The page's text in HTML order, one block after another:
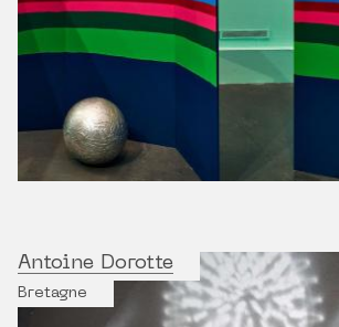
Antoine Dorotte
Bretagne